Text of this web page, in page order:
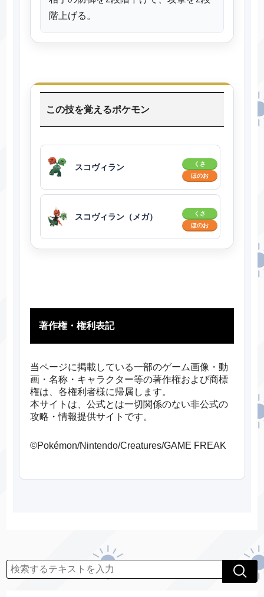
階上げる。
この技を覚えるポケモン
スコヴィラン
くさ
ほのお
スコヴィラン（メガ）
くさ
ほのお
著作権・権利表記
当ページに掲載している一部のゲーム画像・動
画・名称・キャラクター等の著作権および商標
権は、各権利者様に帰属します。
本サイトは、公式とは一切関係のない非公式の
攻略・情報提供サイトです。
©Pokémon/Nintendo/Creatures/GAME FREAK